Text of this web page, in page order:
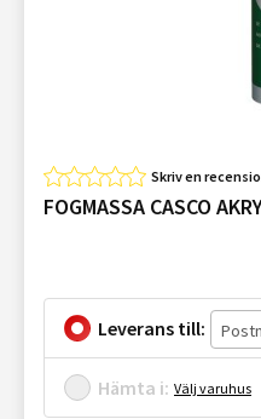
Skriv en
FOGMASSA CASCO
Leverans till:
Hämta i: Välj varuhus